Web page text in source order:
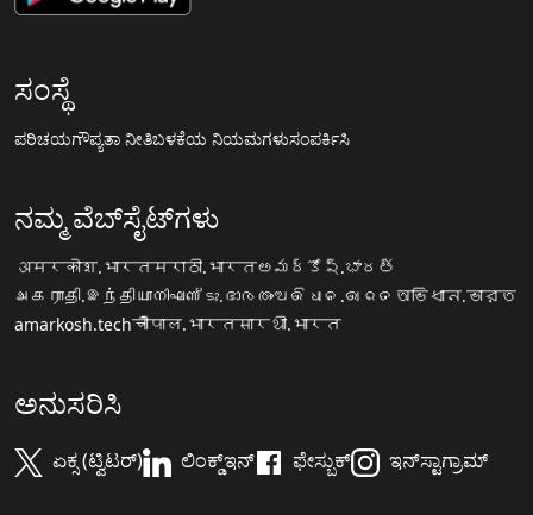
ಸಂಸ್ಥೆ
ಪರಿಚಯಗೌಪ್ಯತಾ ನೀತಿಬಳಕೆಯ ನಿಯಮಗಳುಸಂಪರ್ಕಿಸಿ
ನಮ್ಮ ವೆಬ್‌ಸೈಟ್‌ಗಳು
अमरकोश.भारतमराठी.भारतఅమర్కోష్.భారత్
அகராதி.இந்தியாനിഘണ്ടു.ഭാരതംଅଭିଧାନ.ଭାରତ অভিধান.ভারত
amarkosh.techचौपाल.भारतसारथी.भारत
ಅನುಸರಿಸಿ
ಏಕ್ಸ (ಟ್ವಿಟರ್) ಲಿಂಕ್ಡ್‌ಇನ್ ಫೇಸ್ಬುಕ್ ಇನ್‌ಸ್ಟಾಗ್ರಾಮ್